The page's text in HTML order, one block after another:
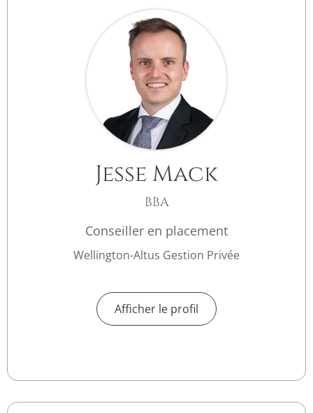
Jesse Mack
BBA
Conseiller en placement
Wellington-Altus Gestion Privée
Afficher le profil